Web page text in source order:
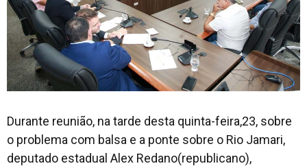
Durante reunião, na tarde desta quinta-feira,23, sobre
o problema com balsa e a ponte sobre o Rio Jamari,
deputado estadual Alex Redano(republicano),